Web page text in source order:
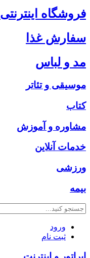
فروشگاه اینترنتی
سفارش غذا
مد و لباس
موسیقی و تئاتر
کتاب
مشاوره و آموزش
خدمات آنلاین
ورزشی
بیمه
ورود
ثبت نام